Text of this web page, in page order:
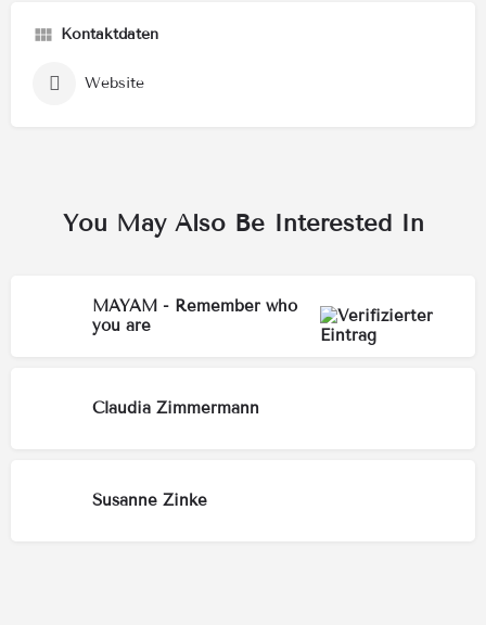
Kontaktdaten
Website
You May Also Be Interested In
MAYAM - Remember who
you are
Claudia Zimmermann
Susanne Zinke